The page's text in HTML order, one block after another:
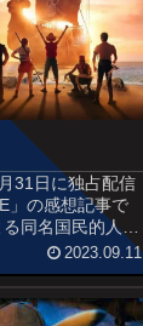
31日に独占配信
」の感想記事で
同名国民的人気
写ドラマ化作品で
じ＆予告編世は
なる海賊・赤髪
2023.09.11